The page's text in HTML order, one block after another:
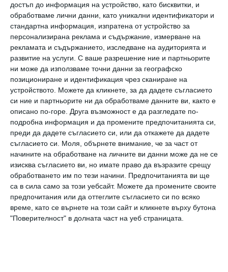
достъп до информация на устройство, като бисквитки, и
обработваме лични данни, като уникални идентификатори и
стандартна информация, изпратена от устройство за
персонализирана реклама и съдържание, измерване на
рекламата и съдържанието, изследване на аудиторията и
развитие на услуги. С ваше разрешение ние и партньорите
ни може да използваме точни данни за географско
позициониране и идентификация чрез сканиране на
устройството. Можете да кликнете, за да дадете съгласието
си ние и партньорите ни да обработваме данните ви, както е
описано по-горе. Друга възможност е да разгледате по-
подробна информация и да промените предпочитанията си,
преди да дадете съгласието си, или да откажете да дадете
съгласието си. Моля, обърнете внимание, че за част от
начините на обработване на личните ви данни може да не се
изисква съгласието ви, но имате право да възразите срещу
обработването им по тези начини. Предпочитанията ви ще
са в сила само за този уебсайт. Можете да промените своите
предпочитания или да оттеглите съгласието си по всяко
време, като се върнете на този сайт и кликнете върху бутона
"Поверителност" в долната част на уеб страницата.
Мъж и жена се консултират с лекар, след
като са устанавили бременноста с теста.
Снимка: Getty
Както и при други тестове от този тип,
той не трябва да се използва веднага след
хранене или пиене - трябва да изчакате
около 30 минути.
Тестът може да се използва още от първия
ден, в който цикълът е закъснял.
Резултатът е бърз и точен.